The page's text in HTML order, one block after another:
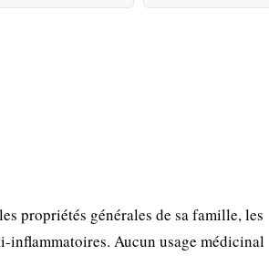
propriétés générales de sa famille, les
inflammatoires. Aucun usage médicinal